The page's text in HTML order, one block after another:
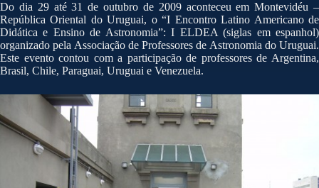
Do dia 29 até 31 de outubro de 2009 aconteceu em Montevidéu –
República Oriental do Uruguai, o “I Encontro Latino Americano de
Didática e Ensino de Astronomia”: I ELDEA (siglas em espanhol)
organizado pela Associação de Professores de Astronomia do Uruguai.
Este evento contou com a participação de professores de Argentina,
Brasil, Chile, Paraguai, Uruguai e Venezuela.